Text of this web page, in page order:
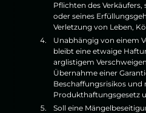
Pflichten des Verkäufers,
oder seines
Verletzung von Leben,
Unabhängig von einem
bleibt eine etwaige
arglistigem
Übernahme einer
Beschaffungsrisikos und
Produkthaftungsgesetz
Soll eine